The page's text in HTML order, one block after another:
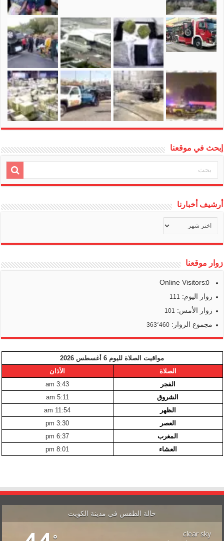
إبحث في موقعنا
أرشيف أخبارنا
أخبارنا
زوار موقعنا
Online Visitors:
0
زوار اليوم: 111
زوار الأمس: 101
مجموع الزوار:363٬460
مواقيت الصلاة لليوم 6 أغسطس 2026
الصلاة
الأذان
الفجر
3:43 am
الشروق
5:11 am
الظهر
11:54 am
العصر
3:30 pm
المغرب
6:37 pm
العشاء
8:01 pm
حالة الطقس في مدينة الكويت
clear sky